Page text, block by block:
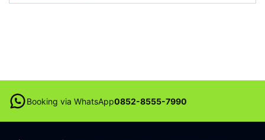
Booking via WhatsApp0852-8555-7990